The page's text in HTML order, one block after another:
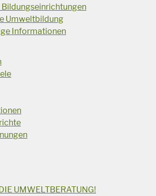
Umweltbildung
Informationen
UMWELTBERATUNG!